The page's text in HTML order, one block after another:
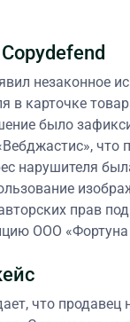
незаконное
в карточке
было
нарушителя
прав
ООО «Фортуна
что продавец